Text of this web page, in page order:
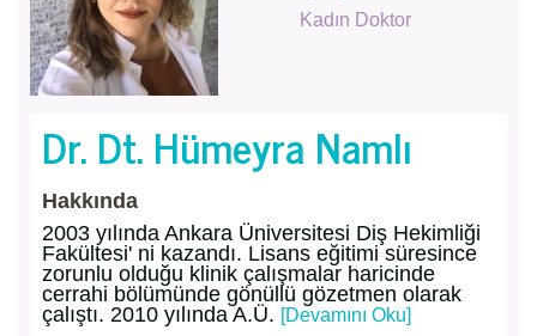
Kadın Doktor
Dr. Dt. Hümeyra Namlı
Hakkında
2003 yılında Ankara Üniversitesi Diş Hekimliği
Fakültesi' ni kazandı. Lisans eğitimi süresince
zorunlu olduğu klinik çalışmalar haricinde
cerrahi bölümünde gönüllü gözetmen olarak
çalıştı. 2010 yılında A.Ü. [Devamını Oku]